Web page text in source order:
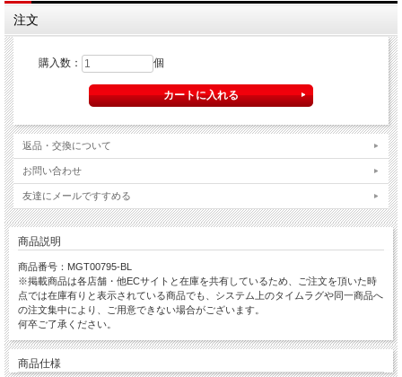
注文
購入数： 個
返品・交換について
お問い合わせ
友達にメールですすめる
商品説明
商品番号：MGT00795-BL
※掲載商品は各店舗・他ECサイトと在庫を共有しているため、ご注文を頂いた時
点では在庫有りと表示されている商品でも、システム上のタイムラグや同一商品へ
の注文集中により、ご用意できない場合がございます。
何卒ご了承ください。
商品仕様